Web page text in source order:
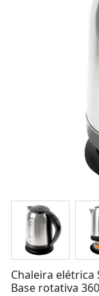
Chaleira elétrica
Base rotativa